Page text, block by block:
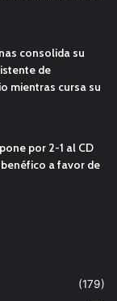
consolida su
de
mientras cursa su
por 2-1 al CD
a favor de
(179)